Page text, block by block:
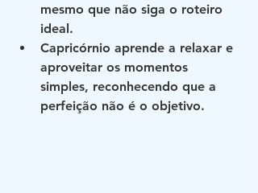
mesmo que não siga o roteiro
ideal.
Capricórnio aprende a relaxar e
aproveitar os momentos
simples, reconhecendo que a
perfeição não é o objetivo.